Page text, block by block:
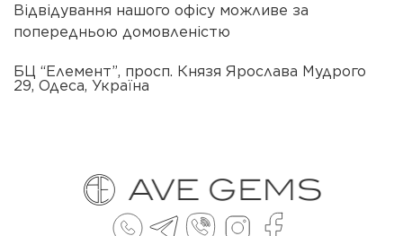
Відвідування нашого офісу можливе за
попередньою домовленістю
БЦ “Елемент”, просп. Князя Ярослава Мудрого
29, Одеса, Україна